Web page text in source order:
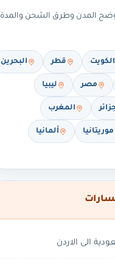
المدن وطرق الشحن والمدة
الكويت قطر البحرين
مصر ليبيا
المغرب
موريتانيا ألمانيا
الى الاردن